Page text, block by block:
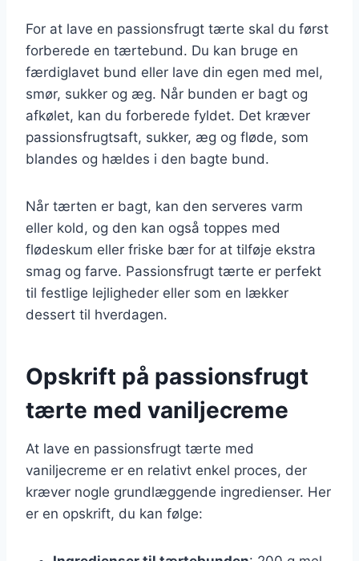
For at lave en passionsfrugt tærte skal du først
forberede en tærtebund. Du kan bruge en
færdiglavet bund eller lave din egen med mel,
smør, sukker og æg. Når bunden er bagt og
afkølet, kan du forberede fyldet. Det kræver
passionsfrugtsaft, sukker, æg og fløde, som
blandes og hældes i den bagte bund.
Når tærten er bagt, kan den serveres varm
eller kold, og den kan også toppes med
flødeskum eller friske bær for at tilføje ekstra
smag og farve. Passionsfrugt tærte er perfekt
til festlige lejligheder eller som en lækker
dessert til hverdagen.
Opskrift på passionsfrugt
tærte med vaniljecreme
At lave en passionsfrugt tærte med
vaniljecreme er en relativt enkel proces, der
kræver nogle grundlæggende ingredienser. Her
er en opskrift, du kan følge: